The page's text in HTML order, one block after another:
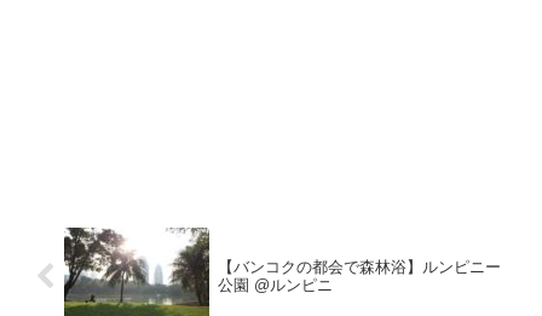
【バンコクの都会で森林浴】ルンピニー
公園 @ルンピニ